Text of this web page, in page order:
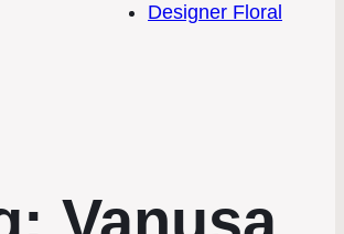
Designer Floral